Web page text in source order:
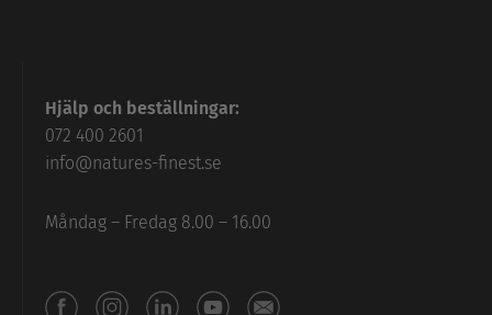
Hjälp och beställningar:
072 400 2601
info@natures-finest.se
Måndag – Fredag 8.00 – 16.00